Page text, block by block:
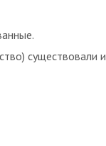
существовали и